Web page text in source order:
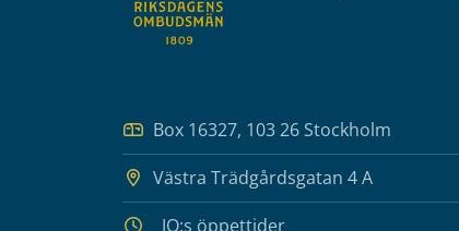
Box 16327, 103 26 Stockholm
Västra Trädgårdsgatan 4 A
JO:s öppettider